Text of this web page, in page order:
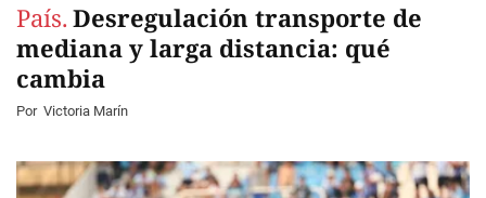
País. Desregulación transporte de
mediana y larga distancia: qué
cambia
Por Victoria Marín